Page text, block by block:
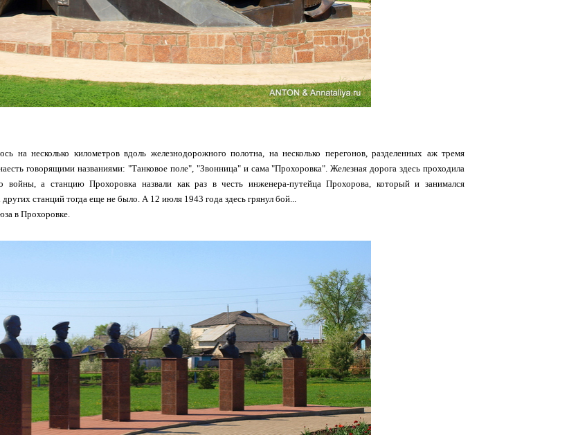
на несколько километров вдоль железнодорожного полотна, на несколько перегонов, разделенных аж тремя
говорящими названиями: "Танковое поле", "Звонница" и сама "Прохоровка". Железная дорога здесь проходила
а станцию Прохоровка назвали как раз в честь инженера-путейца Прохорова, который и занимался
станций тогда еще не было. А 12 июля 1943 года здесь грянул бой...
в Прохоровке.